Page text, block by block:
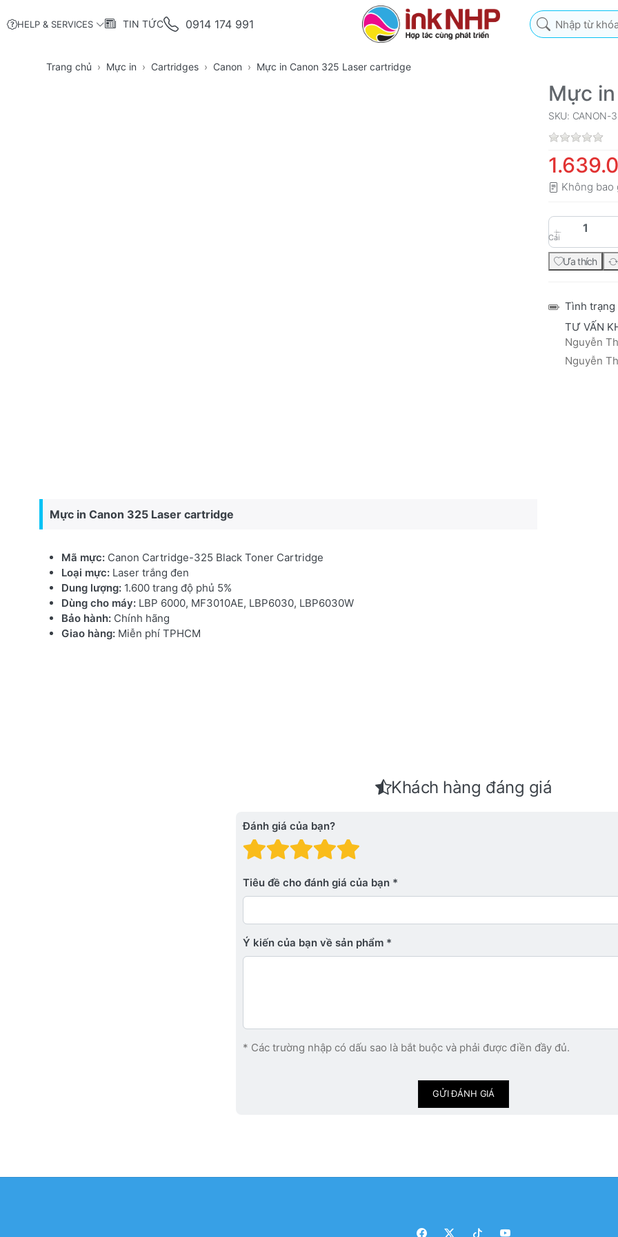
HELP & SERVICES TIN TỨC 0914 174 991
Nhập từ khóa tìm
Trang chủ Mực in Cartridges Canon Mực in Canon 325 Laser cartridge
Mực
SKU: CANON-
Không bao
Cái
Ưa thích
Tình trạng
TƯ VẤN
Nguyễn
Nguyễn
Mực in Canon 325 Laser cartridge
Mã mực: Canon Cartridge-325 Black Toner Cartridge
Loại mực: Laser trắng đen
Dung lượng: 1.600 trang độ phủ 5%
Dùng cho máy: LBP 6000, MF3010AE, LBP6030, LBP6030W
Bảo hành: Chính hãng
Giao hàng: Miễn phí TPHCM
Khách hàng đáng giá
Đánh giá của bạn?
Đánh giá: 4 trên 5 sao.
Đánh giá: 3 trên 5 sao.
Đánh giá: 2 trên 5 sao.
Đánh giá: 1 trên 5 sao. Xấu
Tiêu đề cho đánh giá của bạn
Ý kiến ​​của bạn về sản phẩm
* Các trường nhập có dấu sao là bắt buộc và phải được điền đầy đủ.
GỬI ĐÁNH GIÁ